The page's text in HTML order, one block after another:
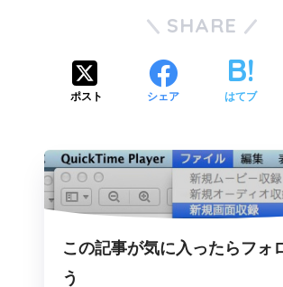
SHARE
ポスト シェア はてブ
この記事が気に入ったらフォ
う